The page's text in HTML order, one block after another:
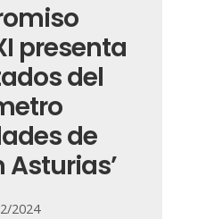
presenta
del
de
Asturias’
2024